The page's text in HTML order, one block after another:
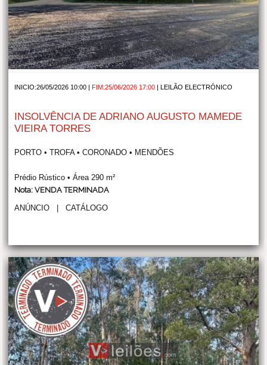
INICIO:26/05/2026 10:00 |FIM:25/06/2026 17:00 |LEILÃO ELECTRÓNICO
INSOLVÊNCIA DE ADRIANO AUGUSTO MAMEDE
VIEIRA TORRES
PORTO • TROFA • CORONADO • MENDÕES
Prédio Rústico • Área 290 m²
Nota: VENDA TERMINADA
ANÚNCIO |CATÁLOGO